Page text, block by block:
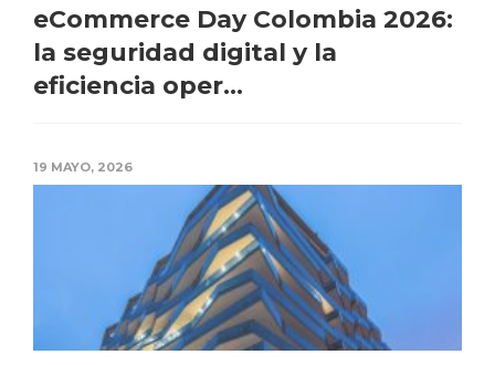
eCommerce Day Colombia 2026:
la seguridad digital y la
eficiencia oper...
19 MAYO, 2026